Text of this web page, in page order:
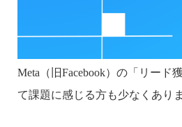
Meta（旧Facebook）の「リー
て課題に感じる方も少なくあり